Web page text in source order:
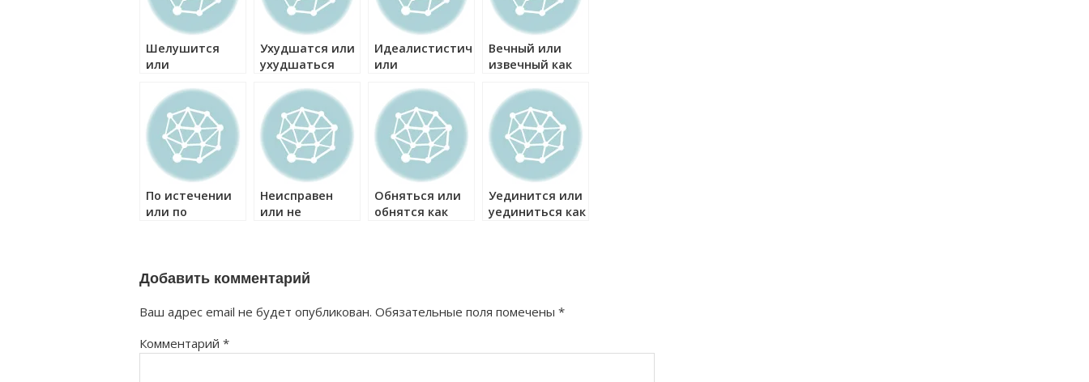
Шелушится
или
как правильно?
Ухудшатся или
ухудшаться
Идеалистистический
или
как правильно?
Вечный или
извечный как
По истечении
или по
Неисправен
или не
Обняться или
обнятся как
Уединится или
уединиться как
Добавить комментарий
Ваш адрес email не будет опубликован. Обязательные поля помечены *
Комментарий *